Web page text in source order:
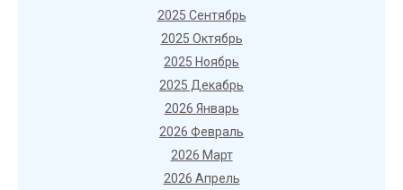
2025 Сентябрь
2025 Октябрь
2025 Ноябрь
2025 Декабрь
2026 Январь
2026 Февраль
2026 Март
2026 Апрель